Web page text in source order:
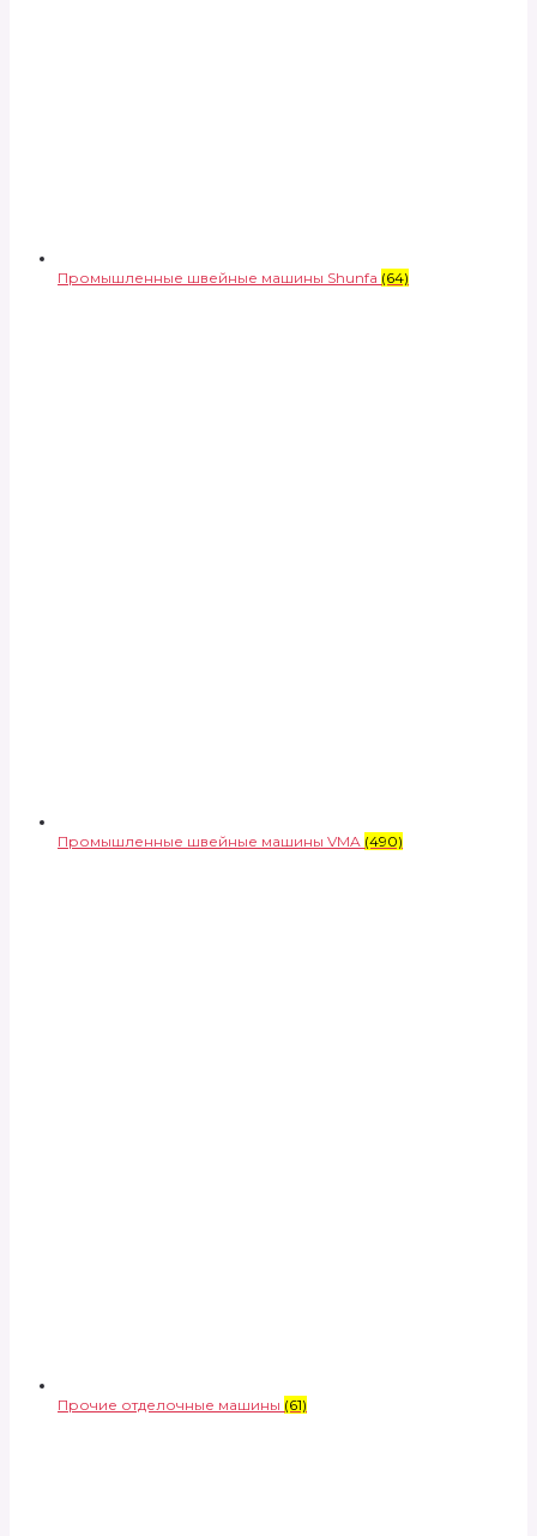
Промышленные швейные машины Shunfa (64)
Промышленные швейные машины VMA (490)
Прочие отделочные машины (61)